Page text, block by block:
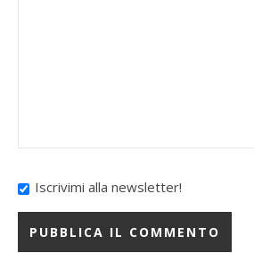
Iscrivimi alla newsletter!